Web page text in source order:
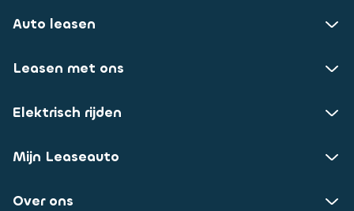
Auto leasen
Leasen met ons
Elektrisch rijden
Mijn Leaseauto
Over ons